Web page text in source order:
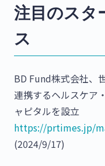
注目のスタ
ス
BD Fund株式会社、
連携するヘルスケア
ャピタルを設立
https://prtimes.jp/
(2024/9/17)